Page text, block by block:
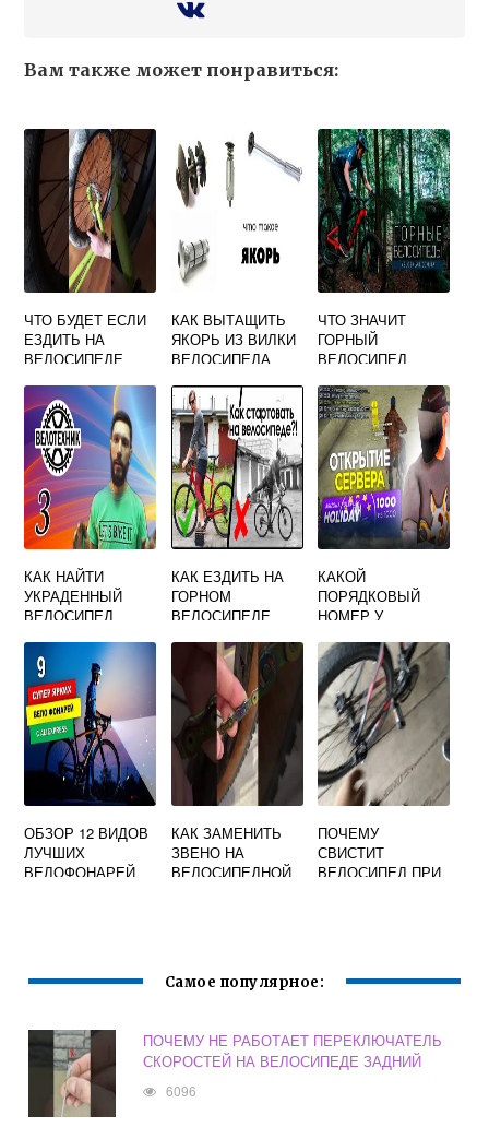
Вам также может понравиться:
ЧТО БУДЕТ ЕСЛИ
ЕЗДИТЬ НА
ВЕЛОСИПЕДЕ
СПИЦЫ
КАК ВЫТАЩИТЬ
ЯКОРЬ ИЗ ВИЛКИ
ВЕЛОСИПЕДА
ЧТО ЗНАЧИТ
ГОРНЫЙ
ВЕЛОСИПЕД
КАК НАЙТИ
УКРАДЕННЫЙ
ВЕЛОСИПЕД
КАК ЕЗДИТЬ НА
ГОРНОМ
ВЕЛОСИПЕДЕ
КАКОЙ
ПОРЯДКОВЫЙ
НОМЕР У
ВЕЛОСИПЕДОВ
АРИЗОНА РП
ОБЗОР 12 ВИДОВ
ЛУЧШИХ
ВЕЛОФОНАРЕЙ
КАК ЗАМЕНИТЬ
ЗВЕНО НА
ВЕЛОСИПЕДНОЙ
ПОЧЕМУ
СВИСТИТ
ВЕЛОСИПЕД ПРИ
Самое популярное:
ПОЧЕМУ НЕ РАБОТАЕТ ПЕРЕКЛЮЧАТЕЛЬ
СКОРОСТЕЙ НА ВЕЛОСИПЕДЕ ЗАДНИЙ
6096